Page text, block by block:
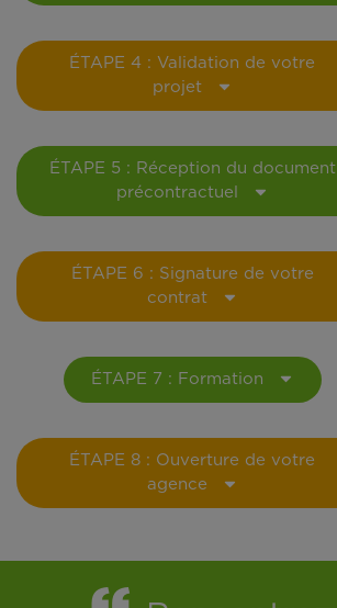
ÉTAPE 4 : Validation de votre
projet
ÉTAPE 5 : Réception du document
précontractuel
ÉTAPE 6 : Signature de votre
contrat
ÉTAPE 7 : Formation
ÉTAPE 8 : Ouverture de votre
agence